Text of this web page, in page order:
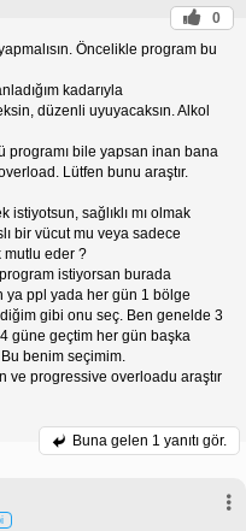
0
Öncelikle program bu
kadarıyla
düzenli uyuyacaksın. Alkol
programı bile yapsan inan bana
Lütfen bunu araştır.
sağlıklı mı olmak
bir vücut mu veya sadece
mutlu eder ?
istiyorsan burada
ya ppl yada her gün 1 bölge
gibi onu seç. Ben genelde 3
güne geçtim her gün başka
benim seçimim.
ve progressive overloadu araştır
Buna gelen 1 yanıtı gör.